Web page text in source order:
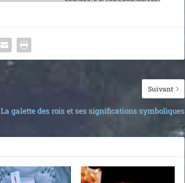
Suivant
La galette des rois et ses significations symboliques